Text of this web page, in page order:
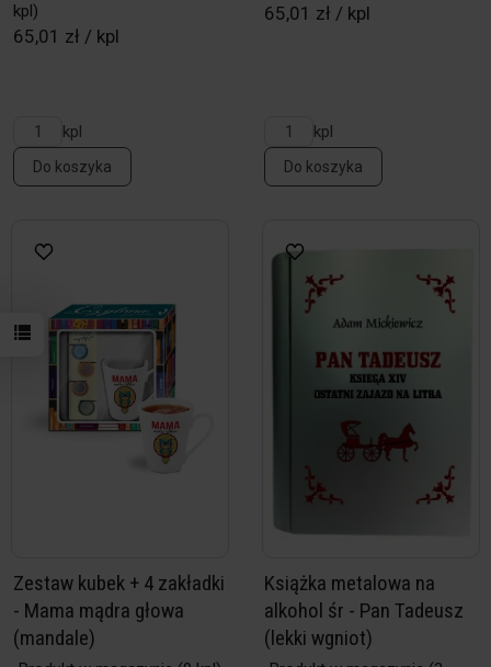
kpl)
65,01 zł / kpl
kpl
Do koszyka
65,01 zł / kpl
kpl
Do koszyka
Zestaw kubek + 4 zakładki
- Mama mądra głowa
(mandale)
Książka metalowa na
alkohol śr - Pan Tadeusz
(lekki wgniot)